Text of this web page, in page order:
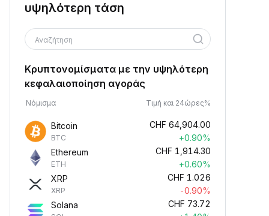
υψηλότερη τάση
Αναζήτηση
Κρυπτονομίσματα με την υψηλότερη
κεφαλαιοποίηση αγοράς
Νόμισμα Τιμή και 24ώρες%
Bitcoin
BTC
CHF 64,904.00
+0.90%
Ethereum
ETH
CHF 1,914.30
+0.60%
XRP
XRP
CHF 1.026
-0.90%
Solana
CHF 73.72